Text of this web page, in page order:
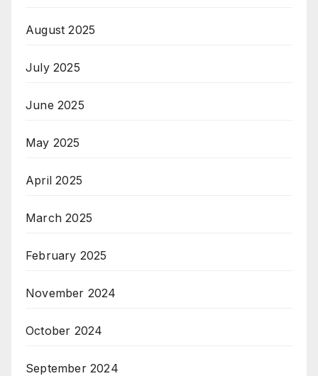
August 2025
July 2025
June 2025
May 2025
April 2025
March 2025
February 2025
November 2024
October 2024
September 2024